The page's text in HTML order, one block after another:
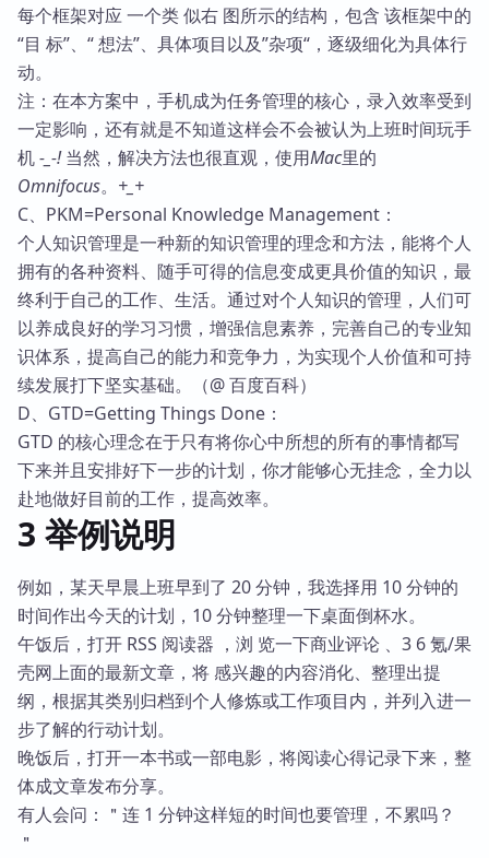
每个框架对应 一个类 似右 图所示的结构，包含 该框架中的
“目 标”、“ 想法”、具体项目以及”杂项“，逐级细化为具体行
动。
注：在本方案中，手机成为任务管理的核心，录入效率受到
一定影响，还有就是不知道这样会不会被认为上班时间玩手
机-_-!当然，解决方法也很直观，使用Mac里的
Omnifocus。 +_+
C、PKM=Personal Knowledge Management：
个人知识管理是一种新的知识管理的理念和方法，能将个人
拥有的各种资料、随手可得的信息变成更具价值的知识，最
终利于自己的工作、生活。通过对个人知识的管理，人们可
以养成良好的学习习惯，增强信息素养，完善自己的专业知
识体系，提高自己的能力和竞争力，为实现个人价值和可持
续发展打下坚实基础。（@ 百度百科）
D、GTD=Getting Things Done：
GTD 的核心理念在于只有将你心中所想的所有的事情都写
下来并且安排好下一步的计划，你才能够心无挂念，全力以
赴地做好目前的工作，提高效率。
3 举例说明
例如，某天早晨上班早到了 20 分钟，我选择用 10 分钟的
时间作出今天的计划，10 分钟整理一下桌面倒杯水。
午饭后，打开 RSS 阅读器 ，浏 览一下商业评论 、3 6 氪/果
壳网上面的最新文章，将 感兴趣的内容消化、整理出提
纲，根据其类别归档到个人修炼或工作项目内，并列入进一
步了解的行动计划。
晚饭后，打开一本书或一部电影，将阅读心得记录下来，整
体成文章发布分享。
有人会问：＂连 1 分钟这样短的时间也要管理，不累吗？
＂